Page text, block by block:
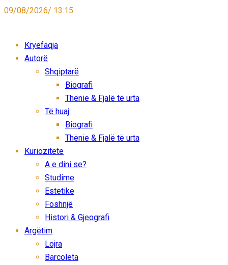
09/08/2026/ 13:15
Kryefaqja
Autorë
Shqiptarë
Biografi
Thënie & Fjalë të urta
Të huaj
Biografi
Thënie & Fjalë të urta
Kuriozitete
A e dini se?
Studime
Estetike
Foshnjë
Histori & Gjeografi
Argëtim
Lojra
Barcoleta